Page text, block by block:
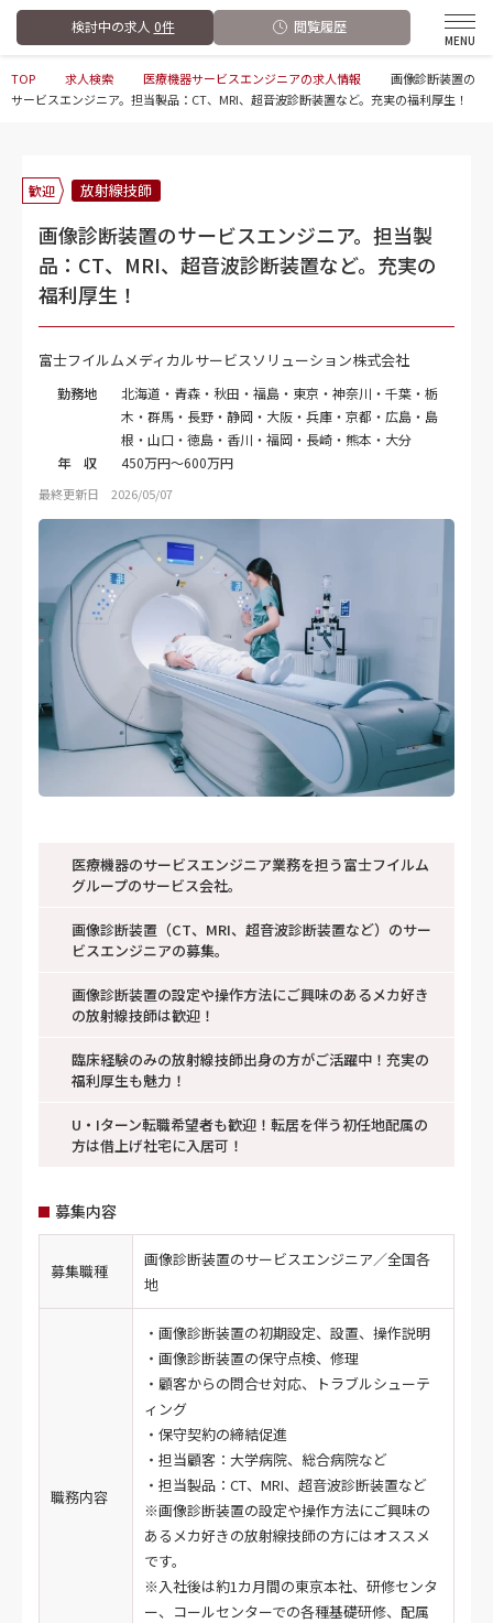
検討中の求人 0件 閲覧履歴
TOP 求人検索 医療機器サービスエンジニアの求人情報
画像診断装置の
サービスエンジニア。担当製品：CT、MRI、超音波診断装置など。充実の福利厚生！
歓迎 放射線技師
画像診断装置のサービスエンジニア。担当製
品：CT、MRI、超音波診断装置など。充実の
福利厚生！
富士フイルムメディカルサービスソリューション株式会社
勤務地
北海道・青森・秋田・福島・東京・神奈川・千葉・栃
木・群馬・長野・静岡・大阪・兵庫・京都・広島・島
根・山口・徳島・香川・福岡・長崎・熊本・大分
年 収
450万円～600万円
最終更新日 2026/05/07
医療機器のサービスエンジニア業務を担う富士フイルム
グループのサービス会社。
画像診断装置（CT、MRI、超音波診断装置など）のサー
ビスエンジニアの募集。
画像診断装置の設定や操作方法にご興味のあるメカ好き
の放射線技師は歓迎！
臨床経験のみの放射線技師出身の方がご活躍中！充実の
福利厚生も魅力！
U・Iターン転職希望者も歓迎！転居を伴う初任地配属の
方は借上げ社宅に入居可！
募集内容
募集職種
画像診断装置のサービスエンジニア／全国各
地
職務内容
・画像診断装置の初期設定、設置、操作説明
・画像診断装置の保守点検、修理
・顧客からの問合せ対応、トラブルシューテ
ィング
・保守契約の締結促進
・担当顧客：大学病院、総合病院など
・担当製品：CT、MRI、超音波診断装置など
※画像診断装置の設定や操作方法にご興味の
あるメカ好きの放射線技師の方にはオススメ
です。
※入社後は約1カ月間の東京本社、研修センタ
ー、コールセンターでの各種基礎研修、配属